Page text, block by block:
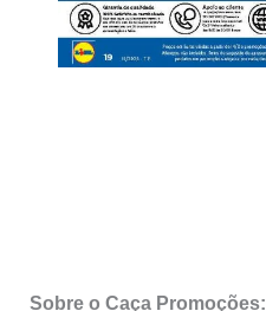
Sobre o Caça Promoções: